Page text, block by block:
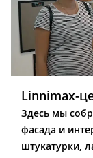
Linnimax-
Здесь мы
фасада и
штукатурки,